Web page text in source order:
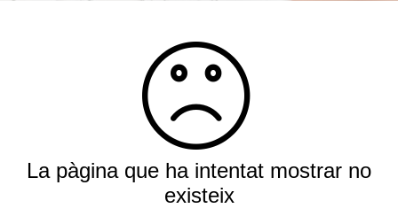
La pàgina que ha intentat mostrar no
existeix